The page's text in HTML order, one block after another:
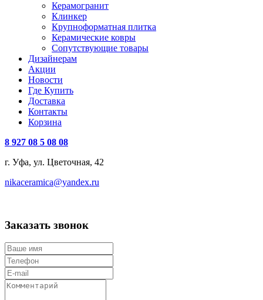
Керамогранит
Клинкер
Крупноформатная плитка
Керамические ковры
Сопутствующие товары
Дизайнерам
Акции
Новости
Где Купить
Доставка
Контакты
Корзина
8 927 08 5 08 08
г. Уфа, ул. Цветочная, 42
nikaceramica@yandex.ru
Заказать звонок